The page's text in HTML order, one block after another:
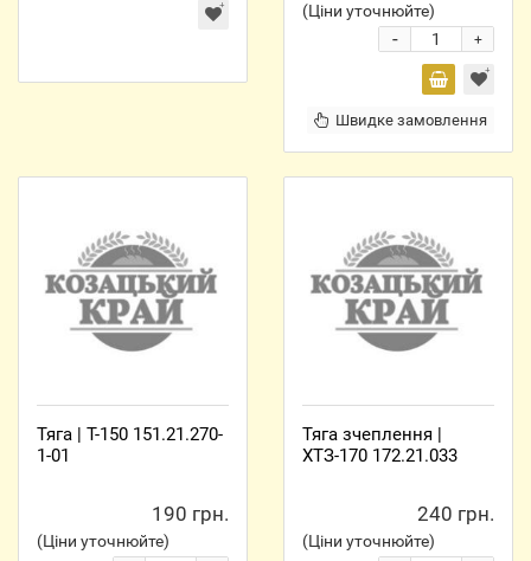
(Ціни уточнюйте)
+
-
Швидке замовлення
Тяга | Т-150 151.21.270-
1-01
190 грн.
(Ціни уточнюйте)
Тяга зчеплення |
ХТЗ-170 172.21.033
240 грн.
(Ціни уточнюйте)